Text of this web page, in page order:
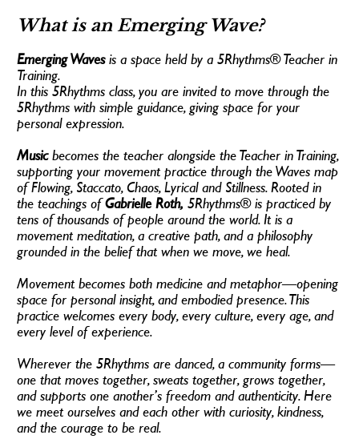
What is an Emerging Wave?
Emerging Waves is a space held by a 5Rhythms® Teacher in
Training.
In this 5Rhythms class, you are invited to move through the
5Rhythms with simple guidance, giving space for your
personal expression.
Music becomes the teacher alongside the Teacher in Training,
supporting your movement practice through the Waves map
of Flowing, Staccato, Chaos, Lyrical and Stillness. Rooted in
the teachings of Gabrielle Roth, 5Rhythms® is practiced by
tens of thousands of people around the world. It is a
movement meditation, a creative path, and a philosophy
grounded in the belief that when we move, we heal.
Movement becomes both medicine and metaphor—opening
space for personal insight, and embodied presence. This
practice welcomes every body, every culture, every age, and
every level of experience.
Wherever the 5Rhythms are danced, a community forms—
one that moves together, sweats together, grows together,
and supports one another’s freedom and authenticity. Here
we meet ourselves and each other with curiosity, kindness,
and the courage to be real.